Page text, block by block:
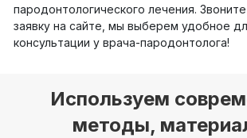
пародонтологического лечения.
заявку на сайте, мы выберем удобное
консультации у врача-пародонтолога!
Используем
методы,